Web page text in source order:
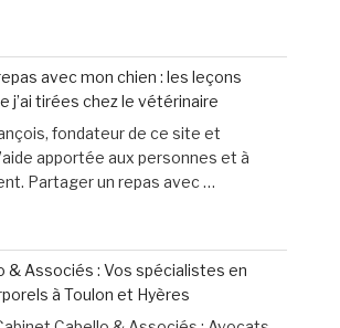
avec mon chien : les leçons
j’ai tirées chez le vétérinaire
fondateur de ce site et
apportée aux personnes et à
Partager un repas avec …
& Associés : Vos spécialistes en
à Toulon et Hyères